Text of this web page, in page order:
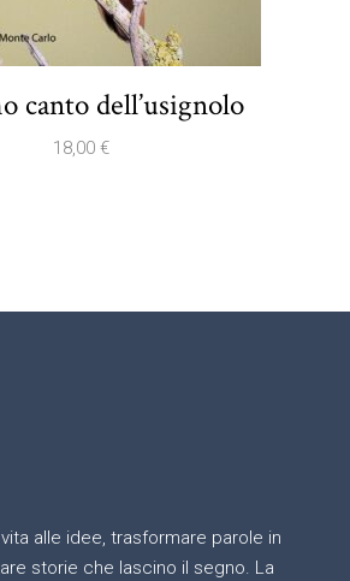
canto dell’usignolo
18,00 €
alle idee, trasformare parole in
storie che lascino il segno. La